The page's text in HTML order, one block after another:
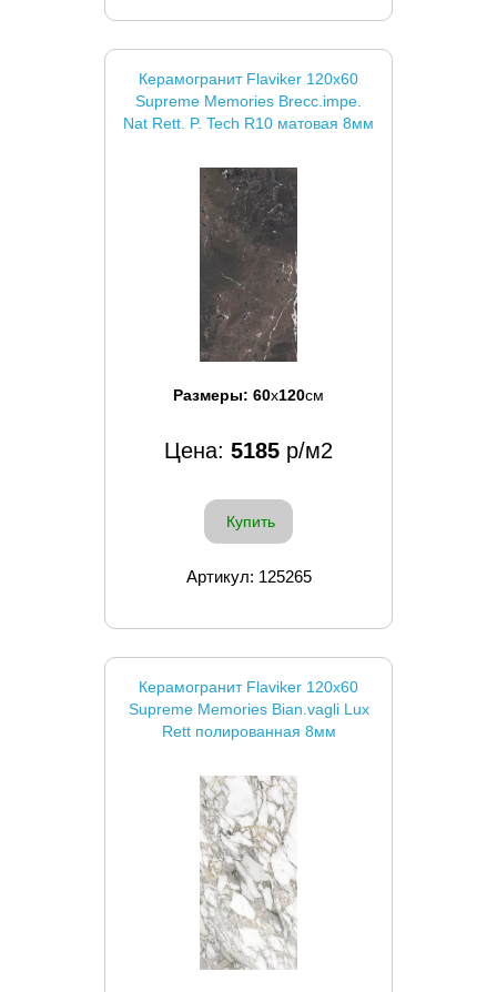
Керамогранит Flaviker 120x60
Supreme Memories Brecc.impe.
Nat Rett. P. Tech R10 матовая 8мм
Размеры: 60x120см
Цена: 5185 р/м2
Купить
Артикул: 125265
Керамогранит Flaviker 120x60
Supreme Memories Bian.vagli Lux
Rett полированная 8мм